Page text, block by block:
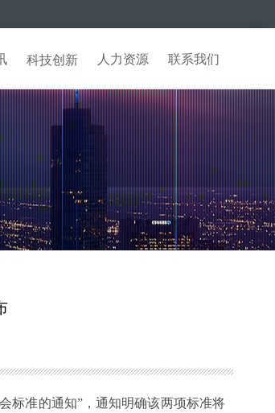
科技创新 人力资源 联系我们
标准的通知”，通知明确该两项标准将